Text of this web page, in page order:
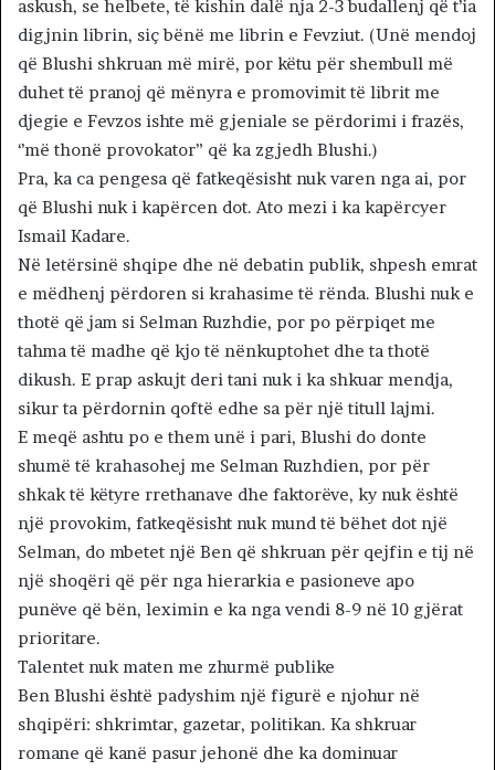
askush, se helbete, të kishin dalë nja 2-3 budallenj që t’ia
digjnin librin, siç bënë me librin e Fevziut. (Unë mendoj
që Blushi shkruan më mirë, por këtu për shembull më
duhet të pranoj që mënyra e promovimit të librit me
djegie e Fevzos ishte më gjeniale se përdorimi i frazës,
‘’më thonë provokator” që ka zgjedh Blushi.)
Pra, ka ca pengesa që fatkeqësisht nuk varen nga ai, por
që Blushi nuk i kapërcen dot. Ato mezi i ka kapërcyer
Ismail Kadare.
Në letërsinë shqipe dhe në debatin publik, shpesh emrat
e mëdhenj përdoren si krahasime të rënda. Blushi nuk e
thotë që jam si Selman Ruzhdie, por po përpiqet me
tahma të madhe që kjo të nënkuptohet dhe ta thotë
dikush. E prap askujt deri tani nuk i ka shkuar mendja,
sikur ta përdornin qoftë edhe sa për një titull lajmi.
E meqë ashtu po e them unë i pari, Blushi do donte
shumë të krahasohej me Selman Ruzhdien, por për
shkak të këtyre rrethanave dhe faktorëve, ky nuk është
një provokim, fatkeqësisht nuk mund të bëhet dot një
Selman, do mbetet një Ben që shkruan për qejfin e tij në
një shoqëri që për nga hierarkia e pasioneve apo
punëve që bën, leximin e ka nga vendi 8-9 në 10 gjërat
prioritare.
Talentet nuk maten me zhurmë publike
Ben Blushi është padyshim një figurë e njohur në
shqipëri: shkrimtar, gazetar, politikan. Ka shkruar
romane që kanë pasur jehonë dhe ka dominuar